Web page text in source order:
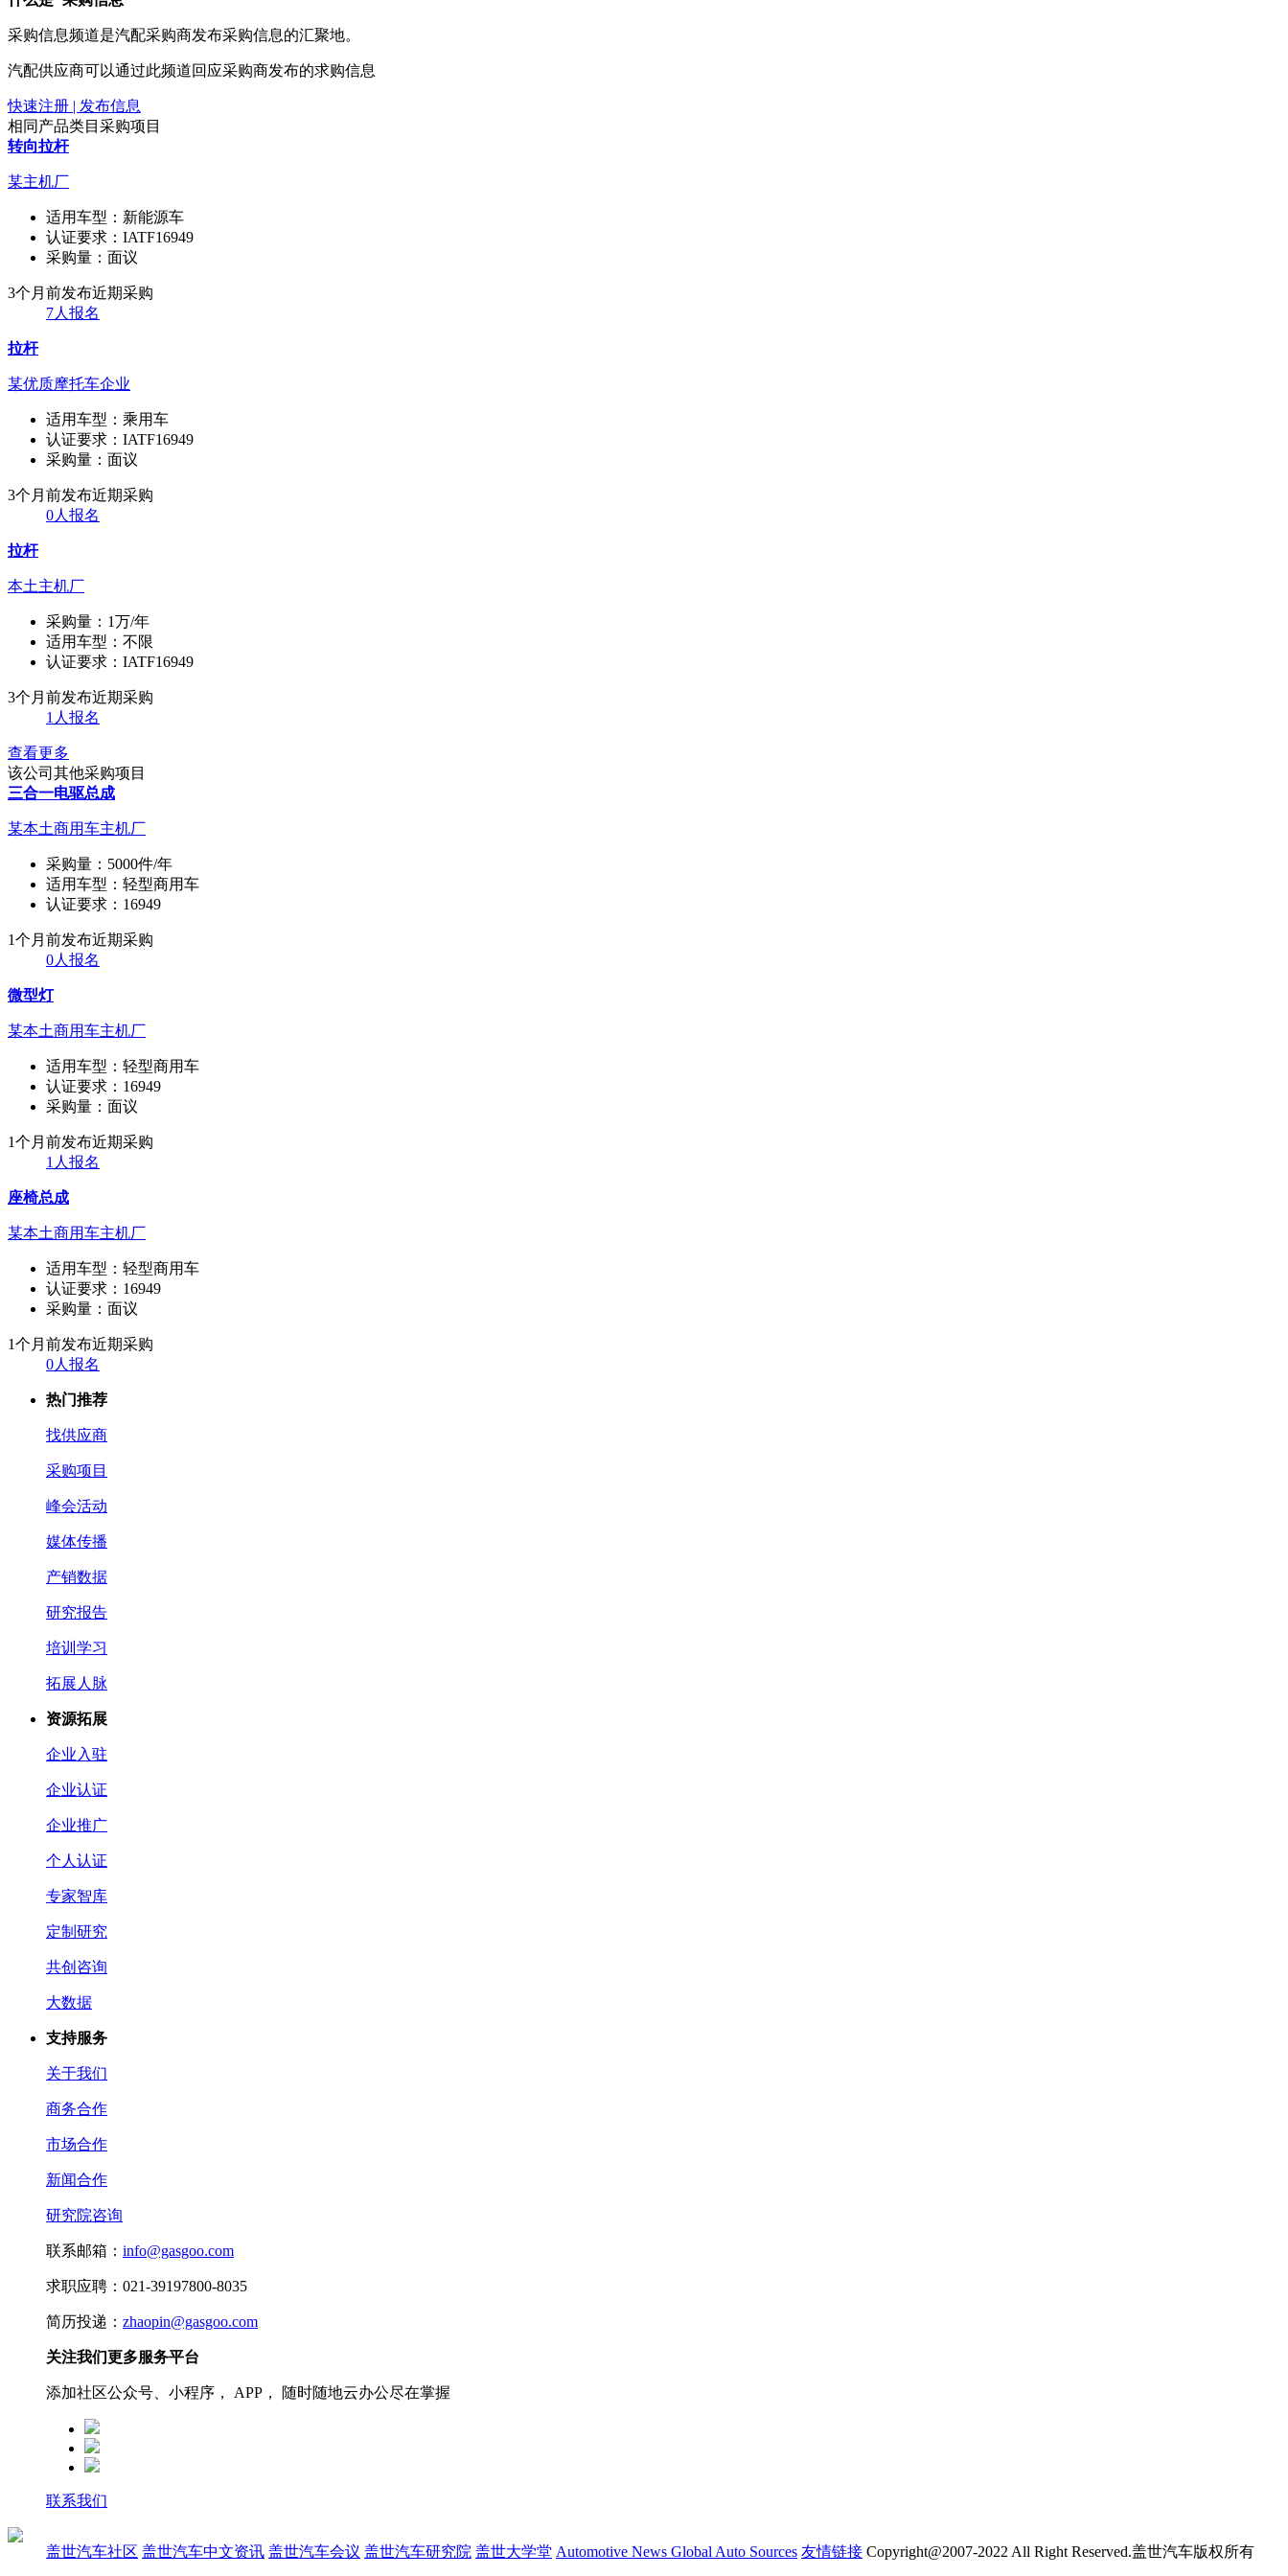
采购信息频道是汽配采购商发布采购信息的汇聚地。
汽配供应商可以通过此频道回应采购商发布的求购信息
快速注册 | 发布信息
相同产品类目采购项目
转向拉杆
某主机厂
适用车型： 新能源车
认证要求： IATF16949
采购量： 面议
3个月前发布近期采购
7人报名
拉杆
某优质摩托车企业
适用车型： 乘用车
认证要求： IATF16949
采购量： 面议
3个月前发布近期采购
0人报名
拉杆
本土主机厂
采购量： 1万/年
适用车型： 不限
认证要求： IATF16949
3个月前发布近期采购
1人报名
查看更多
该公司其他采购项目
三合一电驱总成
某本土商用车主机厂
采购量： 5000件/年
适用车型： 轻型商用车
认证要求： 16949
1个月前发布近期采购
0人报名
微型灯
某本土商用车主机厂
适用车型： 轻型商用车
认证要求： 16949
采购量： 面议
1个月前发布近期采购
1人报名
座椅总成
某本土商用车主机厂
适用车型： 轻型商用车
认证要求： 16949
采购量： 面议
1个月前发布近期采购
0人报名
热门推荐
找供应商
采购项目
峰会活动
媒体传播
产销数据
研究报告
培训学习
拓展人脉
资源拓展
企业入驻
企业认证
企业推广
个人认证
专家智库
定制研究
共创咨询
大数据
支持服务
关于我们
商务合作
市场合作
新闻合作
研究院咨询
联系邮箱： info@gasgoo.com
求职应聘：021-39197800-8035
简历投递： zhaopin@gasgoo.com
关注我们更多服务平台
添加社区公众号、小程序， APP， 随时随地云办公尽在掌握
联系我们
盖世汽车社区 盖世汽车中文资讯 盖世汽车会议 盖世汽车研究院 盖世大学堂 Automotive News Global Auto Sources 友情链接 Copyright@2007-2022 All Right Reserved.盖世汽车版权所有